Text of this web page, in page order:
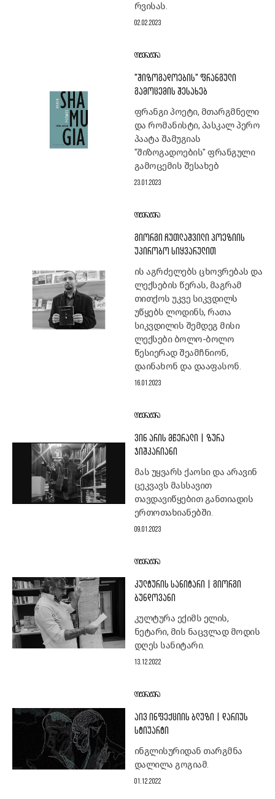
რვისას.
02.02.2023
ᲚᲘᲢᲔᲠᲐᲢᲣᲠᲐ
"ᲨᲘᲖᲝᲒᲐᲓᲝᲔᲑᲘᲡ" ᲤᲠᲐᲜᲒᲣᲚᲘ
ᲒᲐᲛᲝᲪᲔᲛᲘᲡ ᲨᲔᲡᲐᲮᲔᲑ
ფრანგი პოეტი, მთარგმნელი
და რომანისტი, პასკალ პერო
პაატა შამუგიას
"შიზოგადოების" ფრანგული
გამოცემის შესახებ
23.01.2023
ᲚᲘᲢᲔᲠᲐᲢᲣᲠᲐ
ᲒᲘᲝᲠᲒᲘ ᲩᲣᲗᲚᲐᲨᲕᲘᲚᲘ ᲞᲝᲔᲖᲘᲘᲡ
ᲣᲞᲘᲠᲝᲑᲝ ᲡᲘᲧᲕᲐᲠᲣᲚᲘᲗ
ის აგრძელებს ცხოვრებას და
ლექსების წერას, მაგრამ
თითქოს უკვე სიკვდილს
უწყებს ლოდინს, რათა
სიკვდილის შემდეგ მისი
ლექსები ბოლო-ბოლო
წესიერად შეამჩნიონ,
დაინახონ და დააფასონ.
16.01.2023
ᲚᲘᲢᲔᲠᲐᲢᲣᲠᲐ
ᲕᲘᲜ ᲐᲠᲘᲡ ᲛᲬᲔᲠᲐᲚᲘ | ᲖᲣᲠᲐ
ᲯᲘᲨᲙᲐᲠᲘᲐᲜᲘ
მას უყვარს ქაოსი და არავინ
ცეკვავს მასსავით
თავდავიწყებით განთიადის
ერთოთახიანებში.
09.01.2023
ᲚᲘᲢᲔᲠᲐᲢᲣᲠᲐ
ᲙᲣᲚᲢᲣᲠᲘᲡ ᲡᲐᲜᲘᲢᲐᲠᲘ | ᲒᲘᲝᲠᲒᲘ
ᲑᲣᲜᲓᲝᲕᲐᲜᲘ
კულტურა ექიმს ელის,
ნეტარი, მის ნაცვლად მოდის
დღეს სანიტარი.
13.12.2022
ᲚᲘᲢᲔᲠᲐᲢᲣᲠᲐ
ᲐᲘᲕ ᲘᲜᲤᲔᲥᲪᲘᲘᲡ ᲑᲚᲣᲖᲘ | ᲓᲐᲠᲘᲣᲡ
ᲡᲢᲘᲣᲐᲠᲢᲘ
ინგლისურიდან თარგმნა
დალილა გოგიამ.
01.12.2022